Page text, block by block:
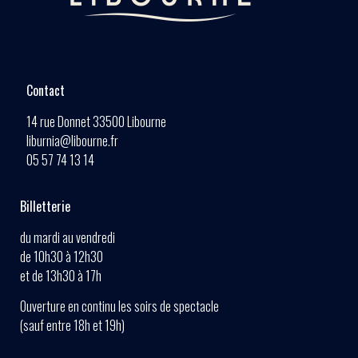
Contact
14 rue Donnet 33500 Libourne
liburnia@libourne.fr
05 57 74 13 14
Billetterie
du mardi au vendredi
de 10h30 à 12h30
et de 13h30 à 17h
Ouverture en continu les soirs de spectacle
(sauf entre 18h et 19h)